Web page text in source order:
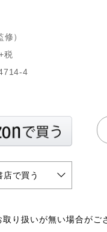
）
税
4
店で買う
り扱いが無い場合がご